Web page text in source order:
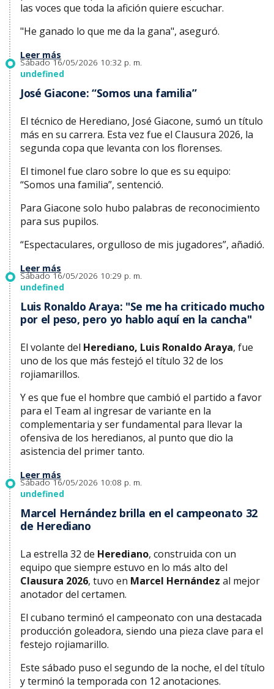
las voces que toda la afición quiere escuchar.
"He ganado lo que me da la gana", aseguró.
Leer más
Sábado 16/05/2026 10:32 p. m.
undefined
José Giacone: “Somos una familia”
El técnico de Herediano, José Giacone, sumó un título
más en su carrera. Esta vez fue el Clausura 2026, la
segunda copa que levanta con los florenses.
El timonel fue claro sobre lo que es su equipo:
“Somos una familia”, sentenció.
Para Giacone solo hubo palabras de reconocimiento
para sus pupilos.
“Espectaculares, orgulloso de mis jugadores”, añadió.
Leer más
Sábado 16/05/2026 10:29 p. m.
undefined
Luis Ronaldo Araya: "Se me ha criticado mucho
por el peso, pero yo hablo aquí en la cancha"
El volante del Herediano, Luis Ronaldo Araya, fue
uno de los que más festejó el título 32 de los
rojiamarillos.
Y es que fue el hombre que cambió el partido a favor
para el Team al ingresar de variante en la
complementaria y ser fundamental para llevar la
ofensiva de los heredianos, al punto que dio la
asistencia del primer tanto.
Leer más
Sábado 16/05/2026 10:08 p. m.
undefined
Marcel Hernández brilla en el campeonato 32
de Herediano
La estrella 32 de Herediano, construida con un
equipo que siempre estuvo en lo más alto del
Clausura 2026, tuvo en Marcel Hernández al mejor
anotador del certamen.
El cubano terminó el campeonato con una destacada
producción goleadora, siendo una pieza clave para el
festejo rojiamarillo.
Este sábado puso el segundo de la noche, el del título
y terminó la temporada con 12 anotaciones.